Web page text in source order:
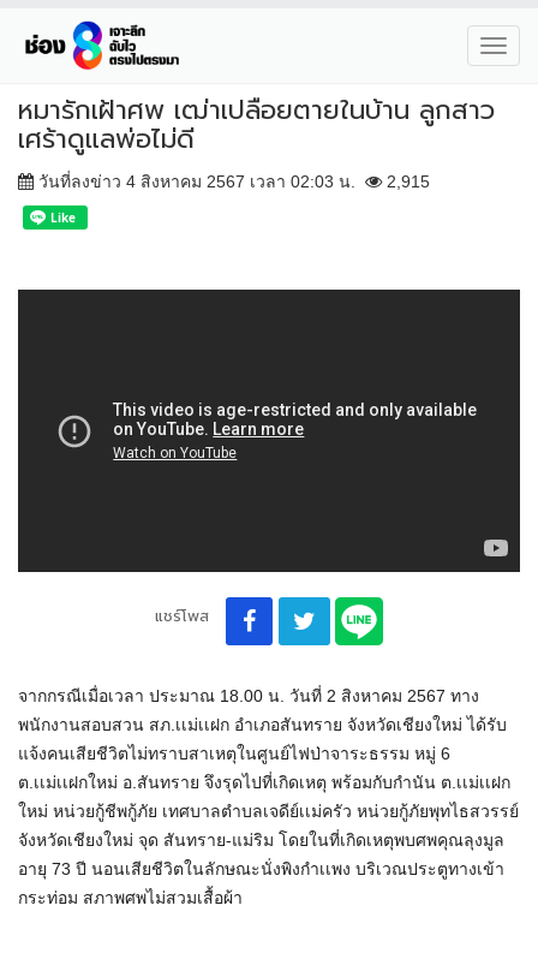
หมารักเฝ้าศพ เฒ่าเปลือยตายในบ้าน ลูกสาว
เศร้าดูแลพ่อไม่ดี
วันที่ลงข่าว 4 สิงหาคม 2567 เวลา 02:03 น. 2,915
แชร์โพส
จากกรณีเมื่อเวลา ประมาณ 18.00 น. วันที่ 2 สิงหาคม 2567 ทาง
พนักงานสอบสวน สภ.เเม่เเฝก อำเภอสันทราย จังหวัดเชียงใหม่ ได้รับ
แจ้งคนเสียชีวิตไม่ทราบสาเหตุในศูนย์ไฟป่าจาระธรรม หมู่ 6
ต.เเม่เเฝกใหม่ อ.สันทราย จึงรุดไปที่เกิดเหตุ พร้อมกับกำนัน ต.เเม่เเฝก
ใหม่ หน่วยกู้ชีพกู้ภัย เทศบาลตำบลเจดีย์เเม่ครัว หน่วยกู้ภัยพุทไธสวรรย์
จังหวัดเชียงใหม่ จุด สันทราย-แม่ริม โดยในที่เกิดเหตุพบศพคุณลุงมูล
อายุ 73 ปี นอนเสียชีวิตในลักษณะนั่งพิงกำเเพง บริเวณประตูทางเข้า
กระท่อม สภาพศพไม่สวมเสื้อผ้า